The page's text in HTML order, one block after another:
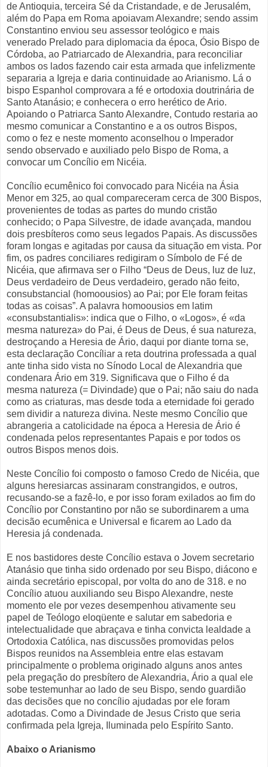
de Antioquia, terceira Sé da Cristandade, e de Jerusalém,
além do Papa em Roma apoiavam Alexandre; sendo assim
Constantino enviou seu assessor teológico e mais
venerado Prelado para diplomacia da época, Ósio Bispo de
Córdoba, ao Patriarcado de Alexandria, para reconciliar
ambos os lados fazendo cair esta armada que infelizmente
separaria a Igreja e daria continuidade ao Arianismo. Lá o
bispo Espanhol comprovara a fé e ortodoxia doutrinária de
Santo Atanásio; e conhecera o erro herético de Ario.
Apoiando o Patriarca Santo Alexandre, Contudo restaria ao
mesmo comunicar a Constantino e a os outros Bispos,
como o fez e neste momento aconselhou o Imperador
sendo observado e auxiliado pelo Bispo de Roma, a
convocar um Concílio em Nicéia.
Concílio ecumênico foi convocado para Nicéia na Ásia
Menor em 325, ao qual compareceram cerca de 300 Bispos,
provenientes de todas as partes do mundo cristão
conhecido; o Papa Silvestre, de idade avançada, mandou
dois presbíteros como seus legados Papais. As discussões
foram longas e agitadas por causa da situação em vista. Por
fim, os padres conciliares redigiram o Símbolo de Fé de
Nicéia, que afirmava ser o Filho “Deus de Deus, luz de luz,
Deus verdadeiro de Deus verdadeiro, gerado não feito,
consubstancial (homoousios) ao Pai; por Ele foram feitas
todas as coisas”. A palavra homoousios em latim
«consubstantialis»: indica que o Filho, o «Logos», é «da
mesma natureza» do Pai, é Deus de Deus, é sua natureza,
destroçando a Heresia de Ário, daqui por diante torna se,
esta declaração Concíliar a reta doutrina professada a qual
ante tinha sido vista no Sínodo Local de Alexandria que
condenara Ário em 319. Significava que o Filho é da
mesma natureza (= Divindade) que o Pai; não saiu do nada
como as criaturas, mas desde toda a eternidade foi gerado
sem dividir a natureza divina. Neste mesmo Concílio que
abrangeria a catolicidade na época a Heresia de Ário é
condenada pelos representantes Papais e por todos os
outros Bispos menos dois.
Neste Concílio foi composto o famoso Credo de Nicéia, que
alguns heresiarcas assinaram constrangidos, e outros,
recusando-se a fazê-lo, e por isso foram exilados ao fim do
Concílio por Constantino por não se subordinarem a uma
decisão ecumênica e Universal e ficarem ao Lado da
Heresia já condenada.
E nos bastidores deste Concílio estava o Jovem secretario
Atanásio que tinha sido ordenado por seu Bispo, diácono e
ainda secretário episcopal, por volta do ano de 318. e no
Concílio atuou auxiliando seu Bispo Alexandre, neste
momento ele por vezes desempenhou ativamente seu
papel de Teólogo eloqüente e salutar em sabedoria e
intelectualidade que abraçava e tinha convicta lealdade a
Ortodoxia Católica, nas discussões promovidas pelos
Bispos reunidos na Assembleia entre elas estavam
principalmente o problema originado alguns anos antes
pela pregação do presbítero de Alexandria, Ário a qual ele
sobe testemunhar ao lado de seu Bispo, sendo guardião
das decisões que no concílio ajudadas por ele foram
adotadas. Como a Divindade de Jesus Cristo que seria
confirmada pela Igreja, Iluminada pelo Espírito Santo.
Abaixo o Arianismo